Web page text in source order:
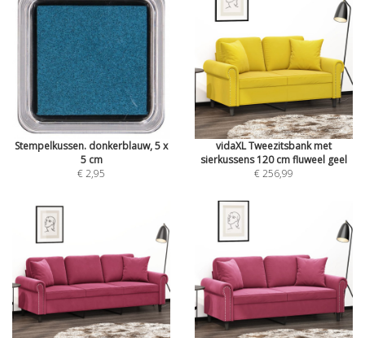
Stempelkussen. donkerblauw, 5 x
5 cm
€ 2,95
vidaXL Tweezitsbank met
sierkussens 120 cm fluweel geel
€ 256,99